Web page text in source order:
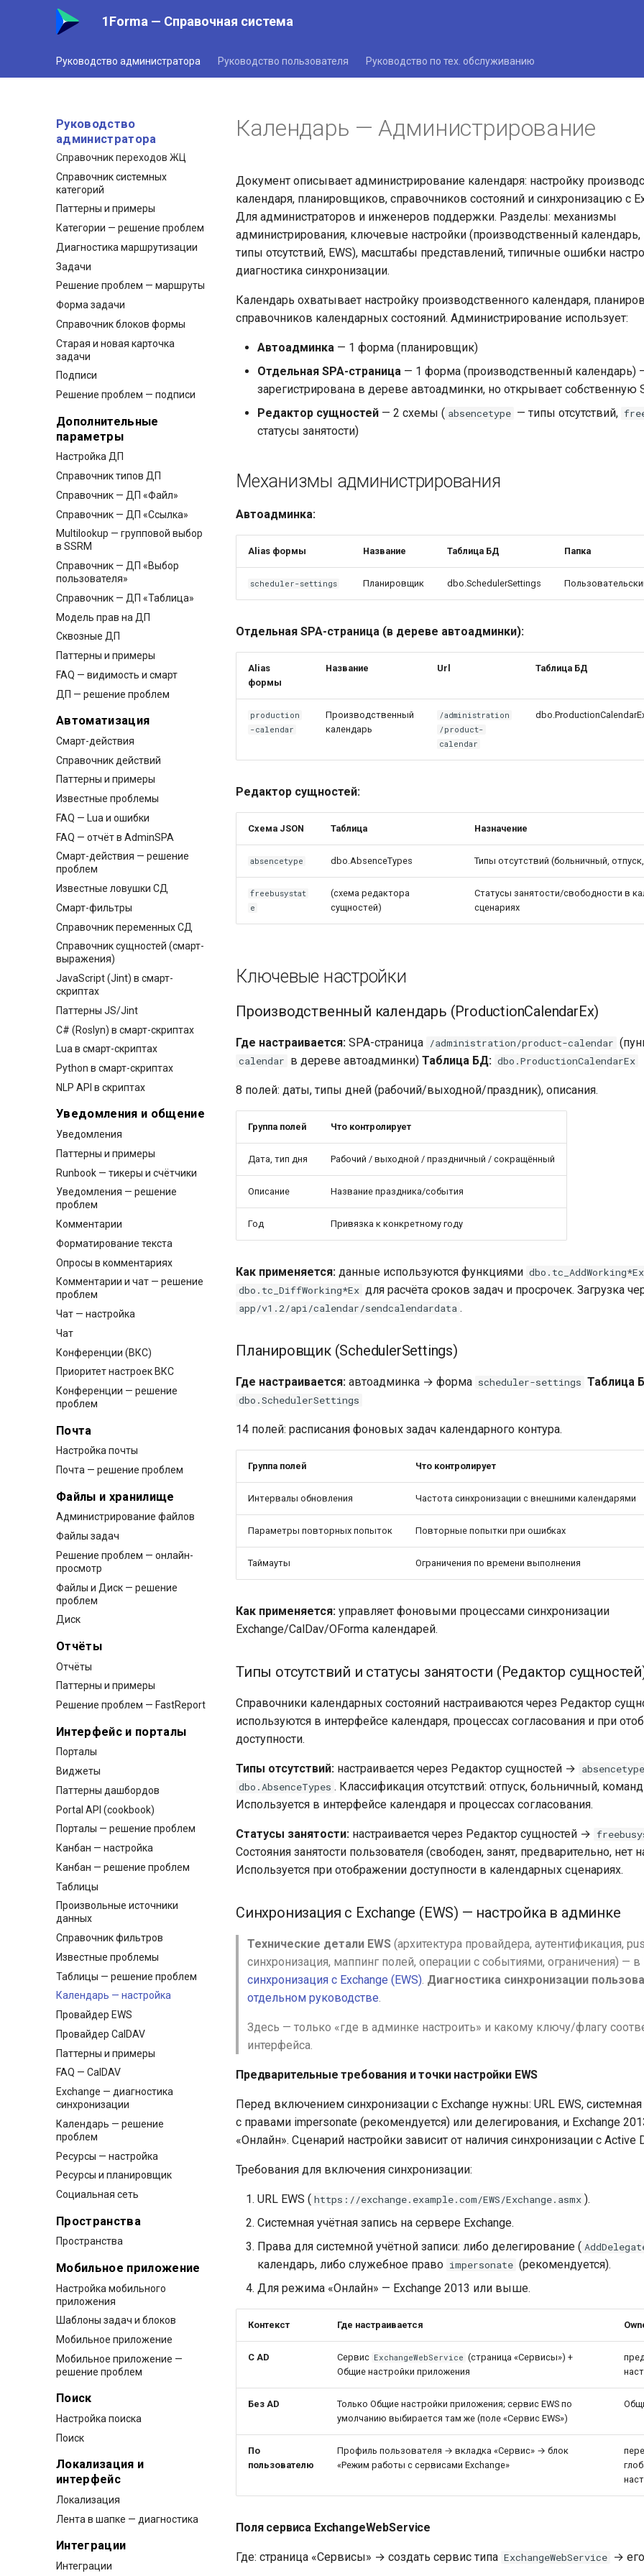
1Forma — Справочная система
Руководство администратора Руководство пользователя Руководство по тех. обслуживанию
Руководство
администратора
Паттерны — права
Оргструктура
Методы синхронизации
Категории и процессы
Категории
Справочник переходов ЖЦ
Справочник системных
категорий
Паттерны и примеры
Категории — решение проблем
Диагностика маршрутизации
Задачи
Решение проблем — маршруты
Форма задачи
Справочник блоков формы
Старая и новая карточка
задачи
Подписи
Решение проблем — подписи
Дополнительные
параметры
Настройка ДП
Справочник типов ДП
Справочник — ДП «Файл»
Справочник — ДП «Ссылка»
Multilookup — групповой выбор
в SSRM
Справочник — ДП «Выбор
пользователя»
Справочник — ДП «Таблица»
Модель прав на ДП
Сквозные ДП
Паттерны и примеры
FAQ — видимость и смарт
ДП — решение проблем
Автоматизация
Смарт-действия
Справочник действий
Паттерны и примеры
Известные проблемы
FAQ — Lua и ошибки
FAQ — отчёт в AdminSPA
Смарт-действия — решение
проблем
Известные ловушки СД
Смарт-фильтры
Справочник переменных СД
Справочник сущностей (смарт-
выражения)
JavaScript (Jint) в смарт-
скриптах
Паттерны JS/Jint
C# (Roslyn) в смарт-скриптах
Lua в смарт-скриптах
Python в смарт-скриптах
NLP API в скриптах
Уведомления и общение
Уведомления
Паттерны и примеры
Runbook — тикеры и счётчики
Уведомления — решение
проблем
Комментарии
Форматирование текста
Опросы в комментариях
Комментарии и чат — решение
проблем
Чат — настройка
Чат
Конференции (ВКС)
Приоритет настроек ВКС
Конференции — решение
проблем
Почта
Настройка почты
Почта — решение проблем
Файлы и хранилище
Администрирование файлов
Файлы задач
Решение проблем — онлайн-
просмотр
Файлы и Диск — решение
проблем
Диск
Отчёты
Отчёты
Паттерны и примеры
Решение проблем — FastReport
Интерфейс и порталы
Порталы
Виджеты
Паттерны дашбордов
Portal API (cookbook)
Порталы — решение проблем
Канбан — настройка
Канбан — решение проблем
Таблицы
Произвольные источники
данных
Справочник фильтров
Известные проблемы
Таблицы — решение проблем
Календарь — настройка
Провайдер EWS
Провайдер CalDAV
Паттерны и примеры
FAQ — CalDAV
Exchange — диагностика
синхронизации
Календарь — решение
проблем
Ресурсы — настройка
Ресурсы и планировщик
Социальная сеть
Пространства
Пространства
Мобильное приложение
Настройка мобильного
приложения
Шаблоны задач и блоков
Мобильное приложение
Мобильное приложение —
решение проблем
Поиск
Настройка поиска
Поиск
Локализация и
интерфейс
Локализация
Лента в шапке — диагностика
Интеграции
Интеграции
Календарь — Администрирование
Документ описывает администрирование календаря: настройку
календаря, планировщиков, справочников состояний и синхронизацию с
Для администраторов и инженеров поддержки. Разделы: механизмы
администрирования, ключевые настройки (производственный
типы отсутствий, EWS), масштабы представлений, типичные ошибки
диагностика синхронизации.
Календарь охватывает настройку производственного календаря,
справочников календарных состояний. Администрирование использует:
Автоадминка — 1 форма (планировщик)
Отдельная SPA-страница — 1 форма (производственный календарь)
зарегистрирована в дереве автоадминки, но открывает собственную
Редактор сущностей — 2 схемы ( absencetype — типы отсутствий,
статусы занятости)
Механизмы администрирования
Автоадминка:
Alias формы Название Таблица БД Папка
scheduler-settings Планировщик dbo.SchedulerSettings
Отдельная SPA-страница (в дереве автоадминки):
Alias
формы
Название Url Таблица БД
production
-calendar
Производственный
календарь
/administration
/product-
calendar
Редактор сущностей:
Схема JSON Таблица Назначение
absencetype dbo.AbsenceTypes Типы отсутствий (больничный,
freebusystat
e
(схема редактора
сущностей)
Статусы занятости/свободности в
сценариях
Ключевые настройки
Производственный календарь (ProductionCalendarEx)
Где настраивается: SPA-страница /administration/product-calendar
calendar в дереве автоадминки) Таблица БД: dbo.ProductionCalendarEx
8 полей: даты, типы дней (рабочий/выходной/праздник), описания.
Группа полей Что контролирует
Дата, тип дня Рабочий / выходной / праздничный / сокращённый
Описание Название праздника/события
Год Привязка к конкретному году
Как применяется: данные используются функциями dbo.tc_AddWorking*Ex
dbo.tc_DiffWorking*Ex для расчёта сроков задач и просрочек. Загрузка
app/v1.2/api/calendar/sendcalendardata .
Планировщик (SchedulerSettings)
Где настраивается: автоадминка → форма scheduler-settings Таблица
dbo.SchedulerSettings
14 полей: расписания фоновых задач календарного контура.
Группа полей Что контролирует
Интервалы обновления Частота синхронизации с внешними календарями
Параметры повторных попыток Повторные попытки при ошибках
Таймауты Ограничения по времени выполнения
Как применяется: управляет фоновыми процессами синхронизации
Exchange/CalDav/OForma календарей.
Типы отсутствий и статусы занятости (Редактор
Справочники календарных состояний настраиваются через Редактор
используются в интерфейсе календаря, процессах согласования и при
доступности.
Типы отсутствий: настраивается через Редактор сущностей → absencetype
dbo.AbsenceTypes . Классификация отсутствий: отпуск, больничный,
Используется в интерфейсе календаря и процессах согласования.
Статусы занятости: настраивается через Редактор сущностей →
Состояния занятости пользователя (свободен, занят, предварительно, нет
Используется при отображении доступности в календарных сценариях.
Синхронизация с Exchange (EWS) — настройка в админке
Технические детали EWS (архитектура провайдера, аутентификация,
синхронизация, маппинг полей, операции с событиями, ограничения) — в
синхронизация с Exchange (EWS). Диагностика синхронизации
отдельном руководстве.
Здесь — только «где в админке настроить» и какому ключу/флагу
интерфейса.
Предварительные требования и точки настройки EWS
Перед включением синхронизации с Exchange нужны: URL EWS, системная
с правами impersonate (рекомендуется) или делегирования, и Exchange
«Онлайн». Сценарий настройки зависит от наличия синхронизации с Active
Требования для включения синхронизации:
URL EWS ( https://exchange.example.com/EWS/Exchange.asmx ).
Системная учётная запись на сервере Exchange.
Права для системной учётной записи: либо делегирование (
календарь, либо служебное право impersonate (рекомендуется).
Для режима «Онлайн» — Exchange 2013 или выше.
Контекст Где настраивается
С AD Сервис ExchangeWebService (страница «Сервисы») +
Общие настройки приложения
Без AD
Только Общие настройки приложения; сервис EWS по
умолчанию выбирается там же (поле «Сервис EWS»)
По
пользователю
Профиль пользователя → вкладка «Сервис» → блок
«Режим работы с сервисами Exchange»
Поля сервиса ExchangeWebService
Где: страница «Сервисы» → создать сервис типа ExchangeWebService →